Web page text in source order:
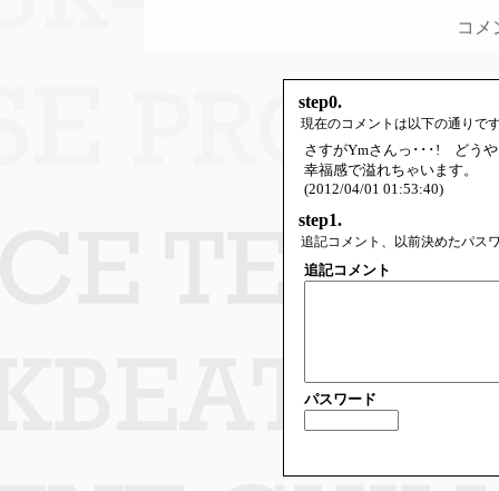
コメ
step0.
現在のコメントは以下の通りで
さすがYmさんっ･･･! どう
幸福感で溢れちゃいます。
(2012/04/01 01:53:40)
step1.
追記コメント、以前決めたパス
追記コメント
パスワード